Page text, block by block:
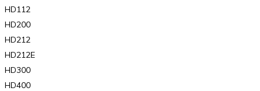
HD112
HD200
HD212
HD212E
HD300
HD400